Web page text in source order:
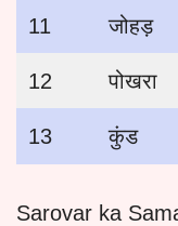
11 जोहड़
12 पोखरा
13 कुंड
Sarovar ka